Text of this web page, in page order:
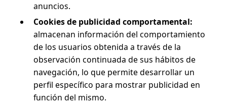
anuncios.
Cookies de publicidad comportamental:
almacenan información del comportamiento
de los usuarios obtenida a través de la
observación continuada de sus hábitos de
navegación, lo que permite desarrollar un
perfil específico para mostrar publicidad en
función del mismo.